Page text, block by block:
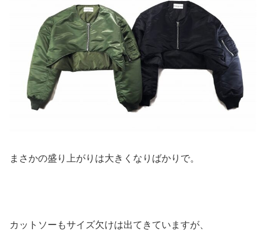
まさかの盛り上がりは大きくなりばかりで。
カットソーもサイズ欠けは出てきていますが、